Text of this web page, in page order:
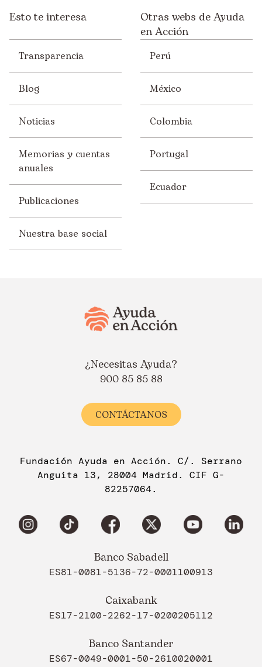
Esto te interesa
Transparencia
Blog
Noticias
Memorias y cuentas
anuales
Publicaciones
Nuestra base social
Otras webs de Ayuda
en Acción
Perú
México
Colombia
Portugal
Ecuador
¿Necesitas Ayuda?
900 85 85 88
CONTÁCTANOS
Fundación Ayuda en Acción. C/. Serrano
Anguita 13, 28004 Madrid. CIF G-
82257064.
Banco Sabadell
ES81-0081-5136-72-0001100913
Caixabank
ES17-2100-2262-17-0200205112
Banco Santander
ES67-0049-0001-50-2610020001